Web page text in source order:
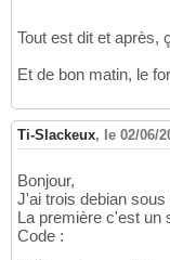
Tout est dit et après,
Et de bon matin, le
Ti-Slackeux, le 02/06/
Bonjour,
J'ai trois debian sous
La première c'est un
Code :